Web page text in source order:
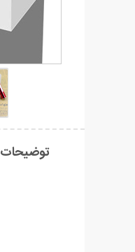
توضیحات